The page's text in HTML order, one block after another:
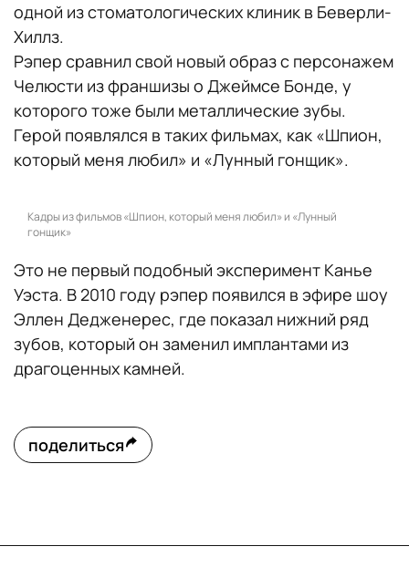
одной из стоматологических клиник в Беверли-
Хиллз.
Рэпер сравнил свой новый образ с персонажем
Челюсти из франшизы о Джеймсе Бонде, у
которого тоже были металлические зубы.
Герой появлялся в таких фильмах, как «Шпион,
который меня любил» и «Лунный гонщик».
Кадры из фильмов «Шпион, который меня любил» и «Лунный
гонщик»
Это не первый подобный эксперимент Канье
Уэста. В 2010 году рэпер появился в эфире шоу
Эллен Дедженерес, где показал нижний ряд
зубов, который он заменил имплантами из
драгоценных камней.
поделиться